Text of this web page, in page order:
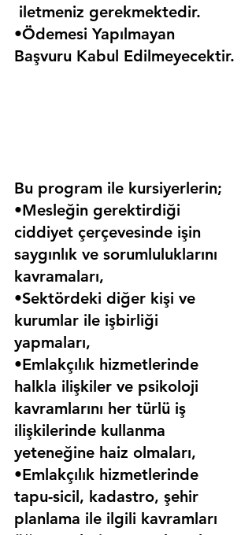
iletmeniz gerekmektedir.
•Ödemesi Yapılmayan
Başvuru Kabul Edilmeyecektir.
Bu program ile kursiyerlerin;
•Mesleğin gerektirdiği
ciddiyet çerçevesinde işin
saygınlık ve sorumluluklarını
kavramaları,
•Sektördeki diğer kişi ve
kurumlar ile işbirliği
yapmaları,
•Emlakçılık hizmetlerinde
halkla ilişkiler ve psikoloji
kavramlarını her türlü iş
ilişkilerinde kullanma
yeteneğine haiz olmaları,
•Emlakçılık hizmetlerinde
tapu-sicil, kadastro, şehir
planlama ile ilgili kavramları